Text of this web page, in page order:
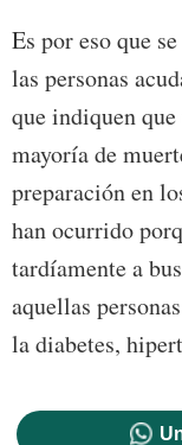
Es por eso que
las personas
que indiquen
mayoría de
preparación en
han ocurrido
tardíamente a
aquellas
la diabetes,